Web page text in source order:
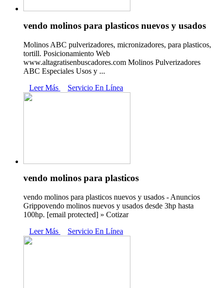
vendo molinos para plasticos nuevos y usados
Molinos ABC pulverizadores, micronizadores, para plasticos,
tortill. Posicionamiento Web
www.altagratisenbuscadores.com Molinos Pulverizadores
ABC Especiales Usos y ...
Leer Más
Servicio En Línea
vendo molinos para plasticos
vendo molinos para plasticos nuevos y usados - Anuncios
Grippovendo molinos nuevos y usados desde 3hp hasta
100hp. [email protected] » Cotizar
Leer Más
Servicio En Línea